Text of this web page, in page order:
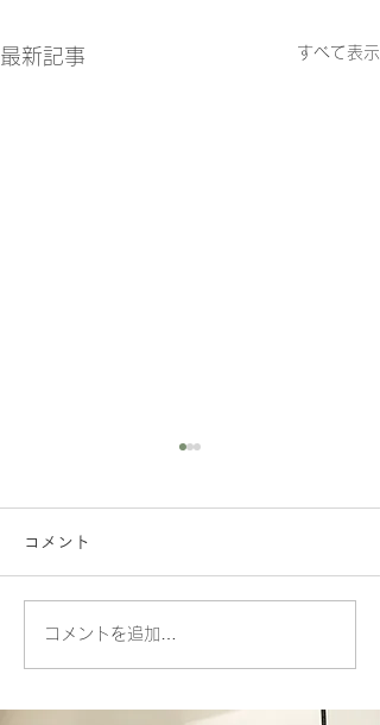
最新記事 すべて表示
STRATA Vessel Basket
コメント
コメントを追加…